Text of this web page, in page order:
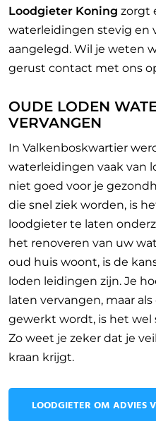
Loodgieter Koning zorgt
waterleidingen stevig en
aangelegd. Wil je weten
gerust contact met ons
OUDE LODEN
VERVANGEN
In Valkenboskwartier
waterleidingen vaak van
niet goed voor je
die snel ziek worden, is
loodgieter te laten
het renoveren van uw
oud huis woont, is de
loden leidingen zijn. Je
laten vervangen, maar
gewerkt wordt, is het wel
Zo weet je zeker dat je
kraan krijgt.
LOODGIETER OM ADVIES